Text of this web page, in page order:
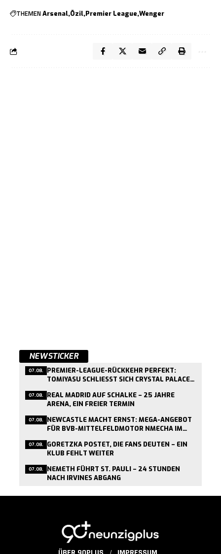
THEMENArsenal Özil Premier League Wenger
NEWSTICKER
07.08. PREMIER-LEAGUE-RÜCKKEHR PERFEKT:
TOMIYASU SCHLIESST SICH CRYSTAL PALACE A
07.08. REAL MADRID AUF SCHALKE – 25 JAHRE
ARENA, EIN FREIER TERMIN
07.08. NEWCASTLE MACHT ERNST: MEGA-ANGEBOT
FÜR BVB-MITTELFELDMOTOR NMECHA IM
07.08. GORETZKA POSTET, DIE FANS DEUTEN – EIN
KLUB FEHLT WEITER
07.08. NEMETH FÜHRT ST. PAULI – 24 STUNDEN
NACH IRVINES ABGANG